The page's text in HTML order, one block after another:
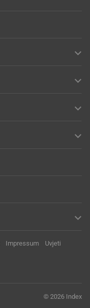
Impressum
Uvjeti
© 2026 Index